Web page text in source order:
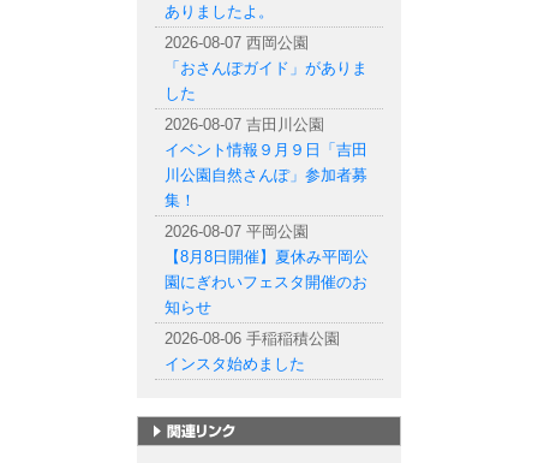
ありましたよ。
2026-08-07 西岡公園
「おさんぽガイド」がありま
した
2026-08-07 吉田川公園
イベント情報９月９日「吉田
川公園自然さんぽ」参加者募
集！
2026-08-07 平岡公園
【8月8日開催】夏休み平岡公
園にぎわいフェスタ開催のお
知らせ
2026-08-06 手稲稲積公園
インスタ始めました